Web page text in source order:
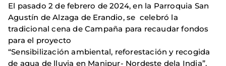
El pasado 2 de febrero de 2024, en la Parroquia San
Agustín de Alzaga de Erandio, se celebró la
tradicional cena de Campaña para recaudar fondos
para el proyecto
“Sensibilización ambiental, reforestación y recogida
de agua de lluvia en Manipur- Nordeste dela India”.